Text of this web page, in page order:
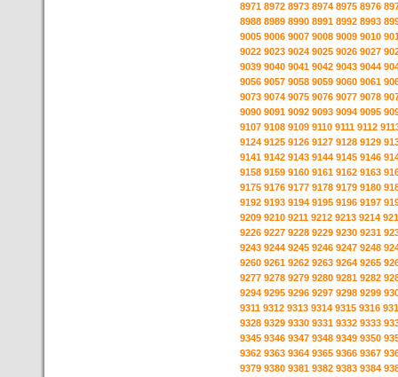
8971 8972 8973 8974 8975 8976
8988 8989 8990 8991 8992 8993
9005 9006 9007 9008 9009 9010
9022 9023 9024 9025 9026 9027
9039 9040 9041 9042 9043 9044
9056 9057 9058 9059 9060 9061
9073 9074 9075 9076 9077 9078
9090 9091 9092 9093 9094 9095
9107 9108 9109 9110 9111 9112
9124 9125 9126 9127 9128 9129
9141 9142 9143 9144 9145 9146
9158 9159 9160 9161 9162 9163
9175 9176 9177 9178 9179 9180
9192 9193 9194 9195 9196 9197
9209 9210 9211 9212 9213 9214
9226 9227 9228 9229 9230 9231
9243 9244 9245 9246 9247 9248
9260 9261 9262 9263 9264 9265
9277 9278 9279 9280 9281 9282
9294 9295 9296 9297 9298 9299
9311 9312 9313 9314 9315 9316
9328 9329 9330 9331 9332 9333
9345 9346 9347 9348 9349 9350
9362 9363 9364 9365 9366 9367
9379 9380 9381 9382 9383 9384